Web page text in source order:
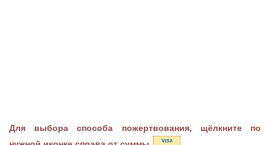
Для выбора способа пожертвования, щёлкните по